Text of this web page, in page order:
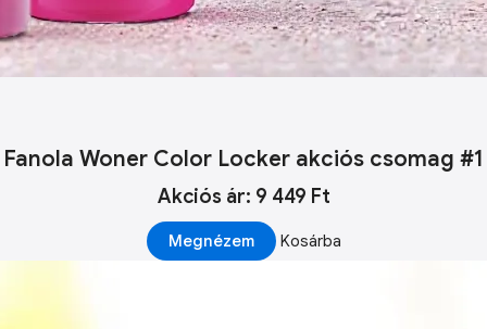
Fanola Woner Color Locker akciós csomag #1
Akciós ár: 9 449 Ft
Megnézem Kosárba